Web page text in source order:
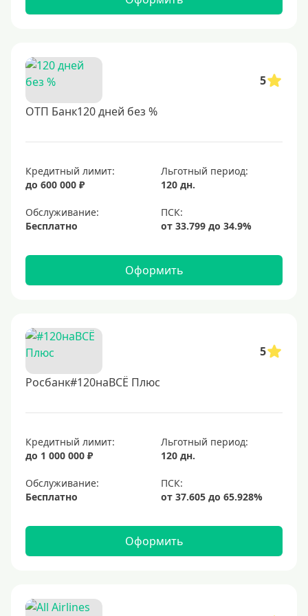
5
ОТП Банк120 дней без %
Кредитный лимит:
до 600 000 ₽
Льготный период:
120 дн.
Обслуживание:
Бесплатно
Оформить
5
Росбанк#120наВСЁ Плюс
Кредитный лимит:
до 1 000 000 ₽
Льготный период:
120 дн.
Обслуживание:
Бесплатно
Оформить